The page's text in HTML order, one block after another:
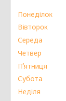
Понеділок
Вівторок
Середа
Четвер
Пʼятниця
Субота
Неділя